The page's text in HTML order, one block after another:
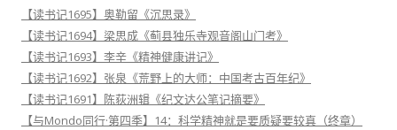
【读书记1695】奥勒留《沉思录》
【读书记1694】梁思成《蓟县独乐寺观音阁山门考》
【读书记1693】李辛《精神健康讲记》
【读书记1692】张泉《荒野上的大师：中国考古百年纪》
【读书记1691】陈荻洲辑《纪文达公笔记摘要》
【与Mondo同行·第四季】14：科学精神就是要质疑要较真（终章）